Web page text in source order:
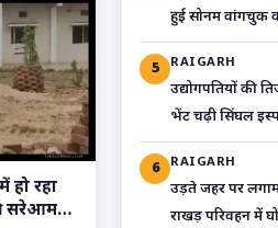
रहा
सरेआम
हुई सोनम वांगचुक
5 RAIGARH
उद्योगपतियों की
भेंट चढ़ी सिंघल
6 RAIGARH
उड़ते जहर पर
राखड़ परिवहन में